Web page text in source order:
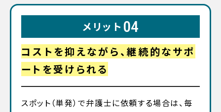
メリット 04
コストを抑えながら、継続的なサポ
ートを受けられる
スポット（単発）で弁護士に依頼する場合は、毎